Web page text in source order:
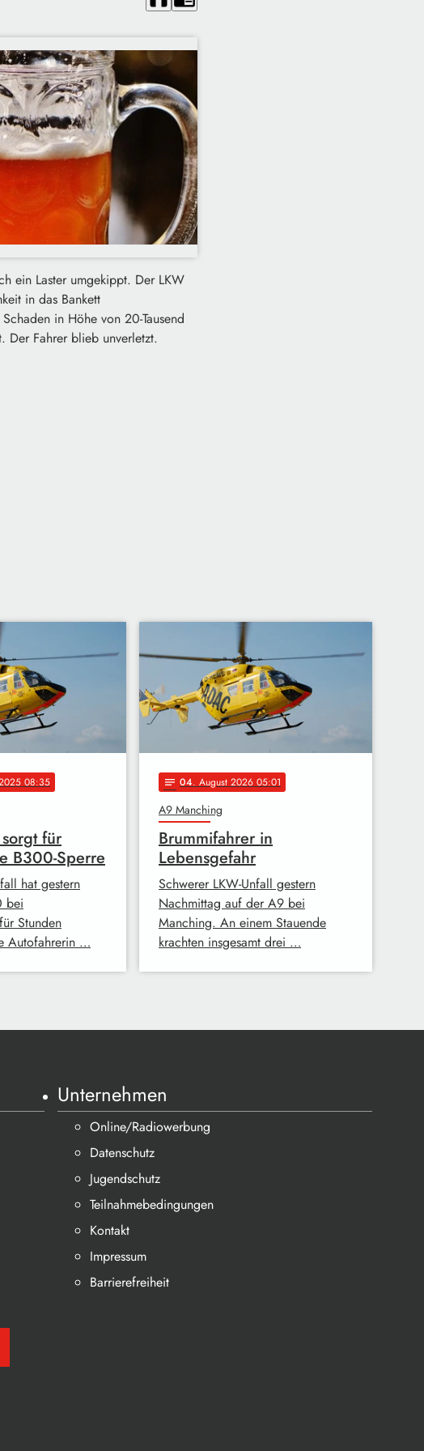
ein Laster umgekippt. Der LKW
in das Bankett
in Höhe von 20-Tausend
Der Fahrer blieb unverletzt.
08:35
für
B300-Sperre
hat gestern
bei
Stunden
Autofahrerin …
notes 04. August 2026 05:01
A9 Manching
Brummifahrer in
Lebensgefahr
Schwerer LKW-Unfall gestern
Nachmittag auf der A9 bei
Manching. An einem Stauende
krachten insgesamt drei …
Unternehmen
Online/Radiowerbung
Datenschutz
Jugendschutz
Teilnahmebedingungen
Kontakt
Impressum
Barrierefreiheit